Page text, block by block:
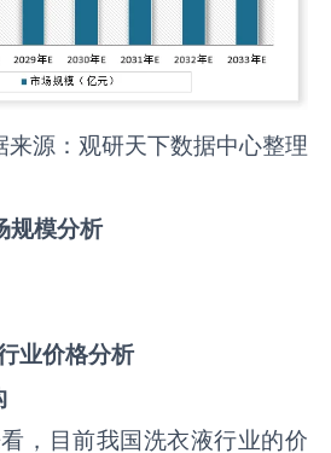
来源：观研天下数据中心整理
规模分析
业价格分析
，目前我国洗衣液行业的价